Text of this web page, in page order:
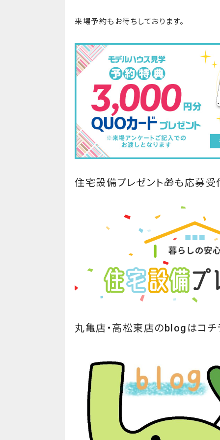
来場予約もお待ちしております。
住宅設備プレゼント🎁も応募受
丸亀店・高松東店のblogはコチ